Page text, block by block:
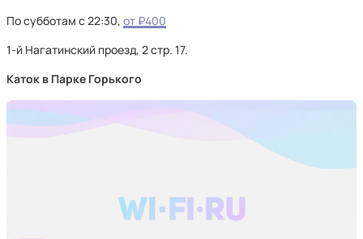
По субботам с 22:30, от ₽400
1-й Нагатинский проезд, 2 стр. 17.
Каток в Парке Горького